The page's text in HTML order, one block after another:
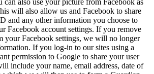
can also use your picture from Facebook as
will also allow us and Facebook to share
and any other information you choose to
Facebook account settings. If you remove
your Facebook settings, we will no longer
If you log-in to our sites using a
permission to Google to share your user
include your name, email address, date of